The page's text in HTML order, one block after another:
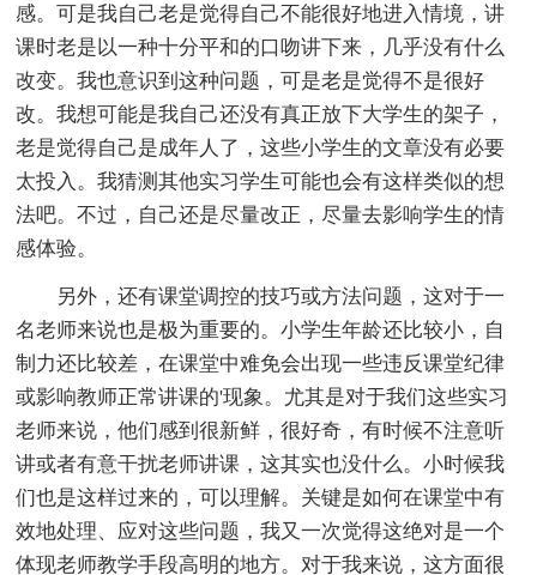
感。可是我自己老是觉得自己不能很好地进入情境，讲
课时老是以一种十分平和的口吻讲下来，几乎没有什么
改变。我也意识到这种问题，可是老是觉得不是很好
改。我想可能是我自己还没有真正放下大学生的架子，
老是觉得自己是成年人了，这些小学生的文章没有必要
太投入。我猜测其他实习学生可能也会有这样类似的想
法吧。不过，自己还是尽量改正，尽量去影响学生的情
感体验。
另外，还有课堂调控的技巧或方法问题，这对于一
名老师来说也是极为重要的。小学生年龄还比较小，自
制力还比较差，在课堂中难免会出现一些违反课堂纪律
或影响教师正常讲课的'现象。尤其是对于我们这些实习
老师来说，他们感到很新鲜，很好奇，有时候不注意听
讲或者有意干扰老师讲课，这其实也没什么。小时候我
们也是这样过来的，可以理解。关键是如何在课堂中有
效地处理、应对这些问题，我又一次觉得这绝对是一个
体现老师教学手段高明的地方。对于我来说，这方面很